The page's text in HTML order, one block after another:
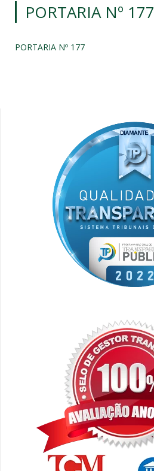
PORTARIA Nº 177
PORTARIA Nº 177